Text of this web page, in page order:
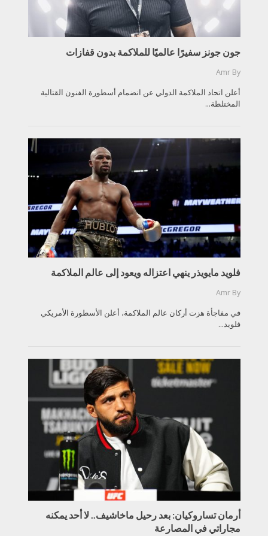
جون جونز سفيرًا عالميًا للملاكمة بدون قفازات
By
Amr
أعلن اتحاد الملاكمة الدولي عن انضمام أسطورة الفنون القتالية
المختلطة...
فلويد مايويذر ينهي اعتزاله ويعود إلى عالم الملاكمة
By
Amr
في مفاجأة هزت أركان عالم الملاكمة، أعلن الأسطورة الأمريكي
فلويد...
أرمان تساروكيان: بعد رحيل ماخاشيف.. لا أحد يمكنه
مجاراتي في المصارعة